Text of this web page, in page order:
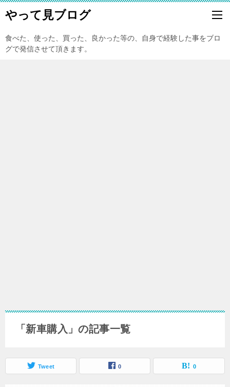
やって見ブログ
食べた、使った、買った、良かった等の、自身で経験した事をブロ
グで発信させて頂きます。
「新車購入」の記事一覧
Tweet 0 0